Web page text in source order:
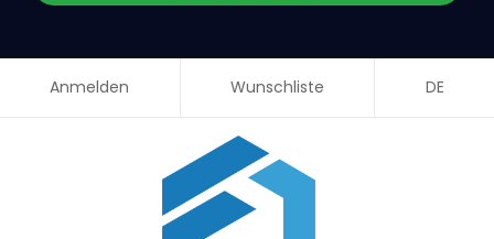
Anmelden Wunschliste DE